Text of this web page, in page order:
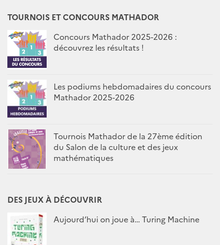
TOURNOIS ET CONCOURS MATHADOR
Concours Mathador 2025-2026 :
découvrez les résultats !
Les podiums hebdomadaires du concours
Mathador 2025-2026
Tournois Mathador de la 27ème édition
du Salon de la culture et des jeux
mathématiques
DES JEUX À DÉCOUVRIR
Aujourd’hui on joue à… Turing Machine